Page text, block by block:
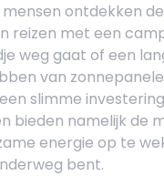
ontdekken
reizen met een
weg gaat of een
van
slimme investering
bieden namelijk de
energie op te
bent.